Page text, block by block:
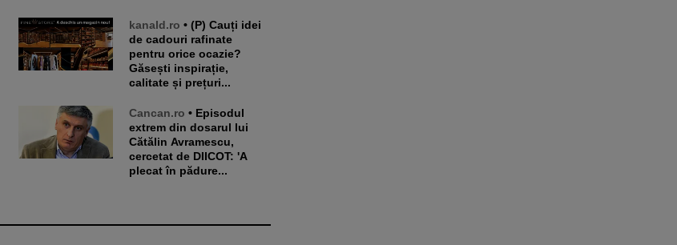
kanald.ro • (P) Cauți idei
de cadouri rafinate
pentru orice ocazie?
Găsești inspirație,
calitate și prețuri...
Cancan.ro • Episodul
extrem din dosarul lui
Cătălin Avramescu,
cercetat de DIICOT: 'A
plecat în pădure...